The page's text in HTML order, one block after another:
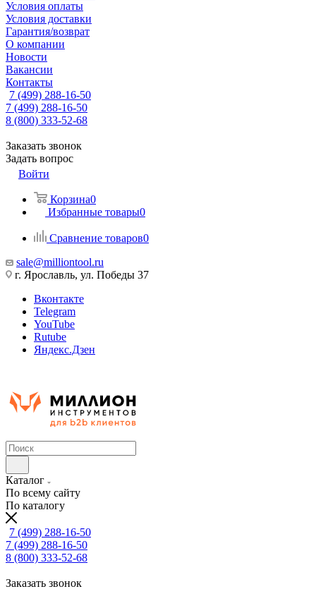
Условия оплаты
Условия доставки
Гарантия/возврат
О компании
Новости
Вакансии
Контакты
7 (499) 288-16-50
7 (499) 288-16-50
8 (800) 333-52-68
Заказать звонок
Задать вопрос
Войти
Корзина0
Избранные товары0
Сравнение товаров0
sale@milliontool.ru
г. Ярославль, ул. Победы 37
Вконтакте
Telegram
YouTube
Rutube
Яндекс.Дзен
Каталог
По всему сайту
По каталогу
7 (499) 288-16-50
7 (499) 288-16-50
8 (800) 333-52-68
Заказать звонок